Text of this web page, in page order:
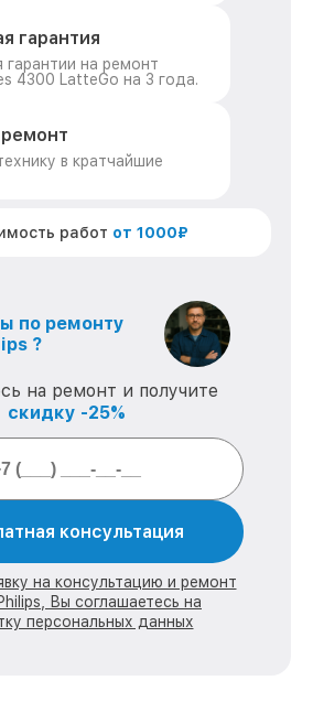
гарантия
гарантии на ремонт
4300 LatteGo на 3 года.
в кратчайшие
работ от 1000₽
по ремонту
?
на ремонт и получите
скидку -25%
консультация
на консультацию и ремонт
Вы соглашаетесь на
персональных данных